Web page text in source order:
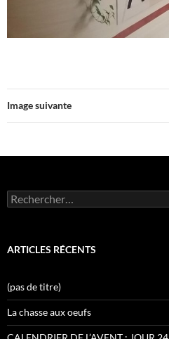
Image suivante
Rechercher :
ARTICLES RÉCENTS
(pas de titre)
La chasse aux oeufs